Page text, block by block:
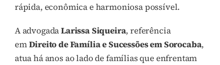
rápida, econômica e harmoniosa possível.
A advogadaLarissa Siqueira, referência
emDireito de Família e Sucessões em Sorocaba,
atua há anos ao lado de famílias que enfrentam